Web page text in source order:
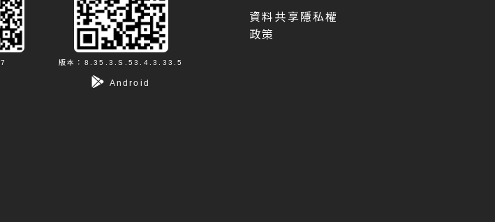
版本：8.35.3.S.53.4.3.33.5
Android
資料共享隱私權
政策